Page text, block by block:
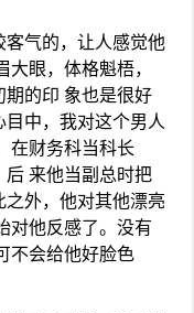
客气的，让人感觉他
眼，体格魁梧，
期的印 象也是很好
中，我对这个男人
在财务科当科长
后 来他当副总时把
外，他对其他漂亮
对他反感了。没有
不会给他好脸色